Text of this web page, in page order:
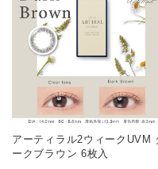
アーティラル2ウィークUVM
ークブラウン 6枚入